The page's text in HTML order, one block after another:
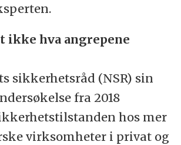
ikke hva angrepene
sikkerhetsråd (NSR) sin
fra 2018
hos mer
virksomheter i privat og